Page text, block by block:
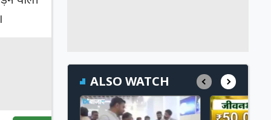
ALSO WATCH